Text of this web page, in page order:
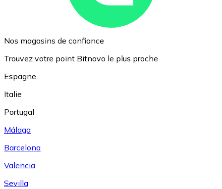
Nos magasins de confiance
Trouvez votre point Bitnovo le plus proche
Espagne
Italie
Portugal
Málaga
Barcelona
Valencia
Sevilla